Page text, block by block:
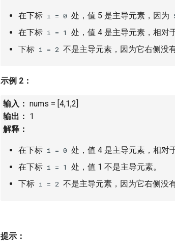
在下标 i = 0 处，值 5 是主导元素，因为
在下标 i = 1 处，值 4 是主导元素，相对
下标 i = 2 不是主导元素，因为它右侧没
示例 2：
输入： nums = [4,1,2]
输出： 1
解释：
在下标 i = 0 处，值 4 是主导元素，相对
在下标 i = 1
处，值 1 不是主导元素。
下标 i = 2 不是主导元素，因为它右侧没
提示：